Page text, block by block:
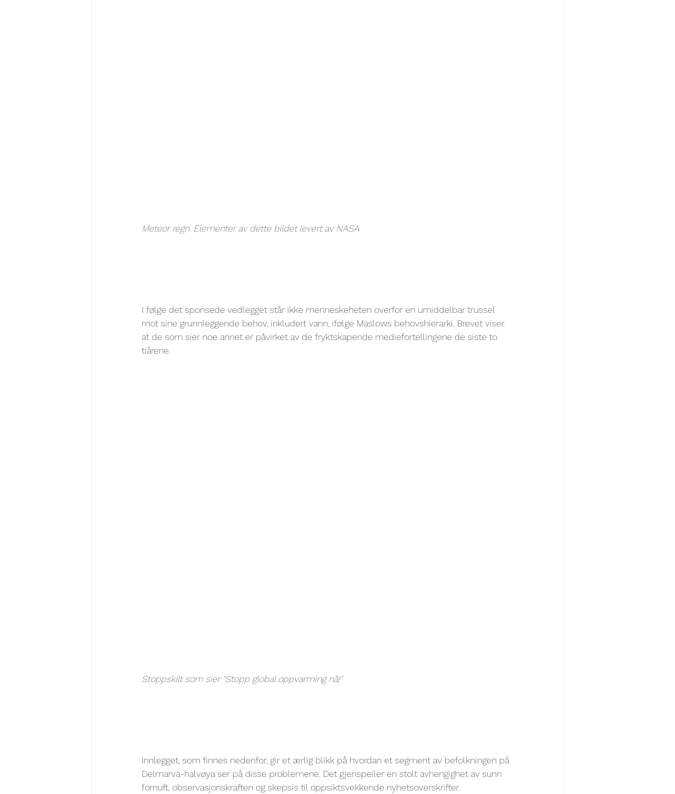
Meteor regn. Elementer av dette bildet levert av NASA
I følge det sponsede vedlegget står ikke menneskeheten overfor en umiddelbar trussel
mot sine grunnleggende behov, inkludert vann, ifølge Maslows behovshierarki. Brevet viser
at de som sier noe annet er påvirket av de fryktskapende mediefortellingene de siste to
tiårene.
Stoppskilt som sier "Stopp global oppvarming nå!"
Innlegget, som finnes nedenfor, gir et ærlig blikk på hvordan et segment av befolkningen på
Delmarva-halvøya ser på disse problemene. Det gjenspeiler en stolt avhengighet av sunn
fornuft, observasjonskraften og skepsis til oppsiktsvekkende nyhetsoverskrifter.